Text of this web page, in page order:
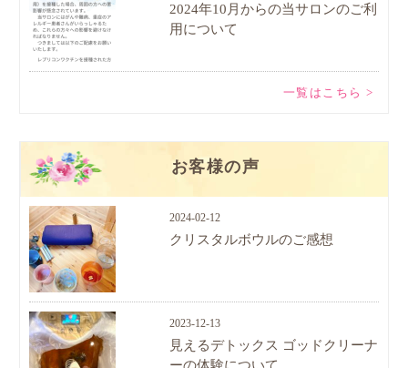
2024年10月からの当サロンのご利
用について
一覧はこちら >
お客様の声
2024-02-12
クリスタルボウルのご感想
2023-12-13
見えるデトックス ゴッドクリーナ